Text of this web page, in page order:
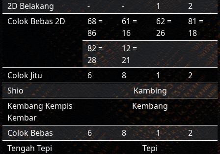
2D Belakang
- - 1
2
Colok Bebas 2D
68 =
86
61 =
16
62 =
26
81 =
18
82 =
28
12 =
21
Colok Jitu
6 8 1
2
Shio
Kambing
Kembang Kempis
Kembar
Kembang
Colok Bebas 6 8 1
2
Tengah Tepi
Tepi